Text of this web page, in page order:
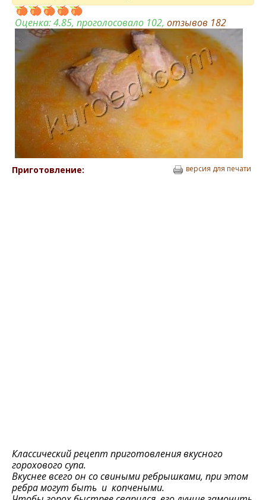
Оценка:4.85, проголосовало 102, отзывов 182
Приготовление: версия для печати
Классический рецепт приготовления вкусного
горохового супа.
Вкуснее всего он со свиными ребрышками, при этом
ребра могут быть и копчеными.